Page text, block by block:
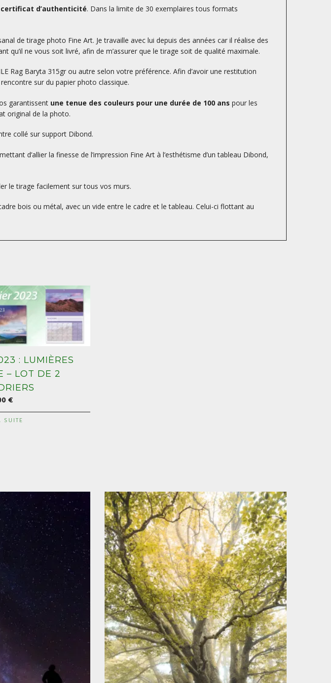
d’authenticité. Dans la limite de 30 exemplaires tous formats
de tirage photo Fine Art. Je travaille avec lui depuis des années car il réalise des
qu’il ne vous soit livré, afin de m’assurer que le tirage soit de qualité maximale.
Rag Baryta 315gr ou autre selon votre préférence. Afin d’avoir une restitution
sur du papier photo classique.
garantissent une tenue des couleurs pour une durée de 100 ans pour les
original de la photo.
collé sur support Dibond.
d’allier la finesse de l’impression Fine Art à l’esthétisme d’un tableau Dibond,
le tirage facilement sur tous vos murs.
bois ou métal, avec un vide entre le cadre et le tableau. Celui-ci flottant au
: LUMIÈRES
– LOT DE 2
€
SUITE